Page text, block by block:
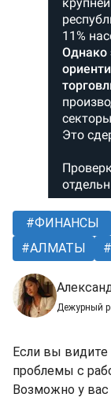
ФИНАНСЫ
АЛМАТЫ
Дежурный
Если вы видите
проблемы с
Возможно у